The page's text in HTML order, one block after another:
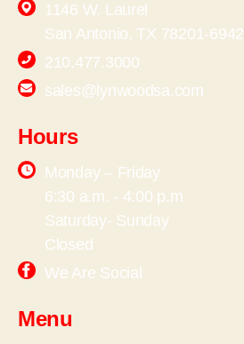
1146 W. Laurel
San Antonio, TX 78201-6942
210.477.3000
sales@lynwoodsa.com
Hours
Monday – Friday
6:30 a.m. - 4:00 p.m
Saturday- Sunday
Closed
We Are Social
Menu